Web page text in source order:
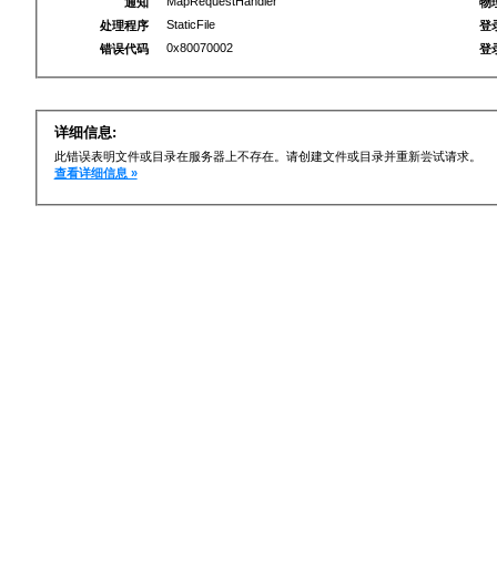
处理程序
StaticFile
错误代码
0x80070002
登
登
详细信息:
此错误表明文件或目录在服务器上不存在。请创建文件或目录并重新尝试请求。
查看详细信息 »